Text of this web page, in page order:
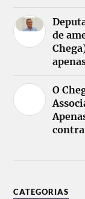
de
O
contra
CATEGORIAS